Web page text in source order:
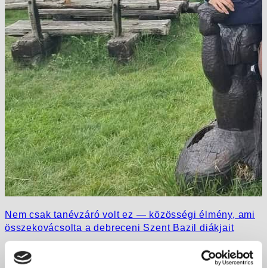
Nem csak tanévzáró volt ez — közösségi élmény, ami
összekovácsolta a debreceni Szent Bazil diákjait